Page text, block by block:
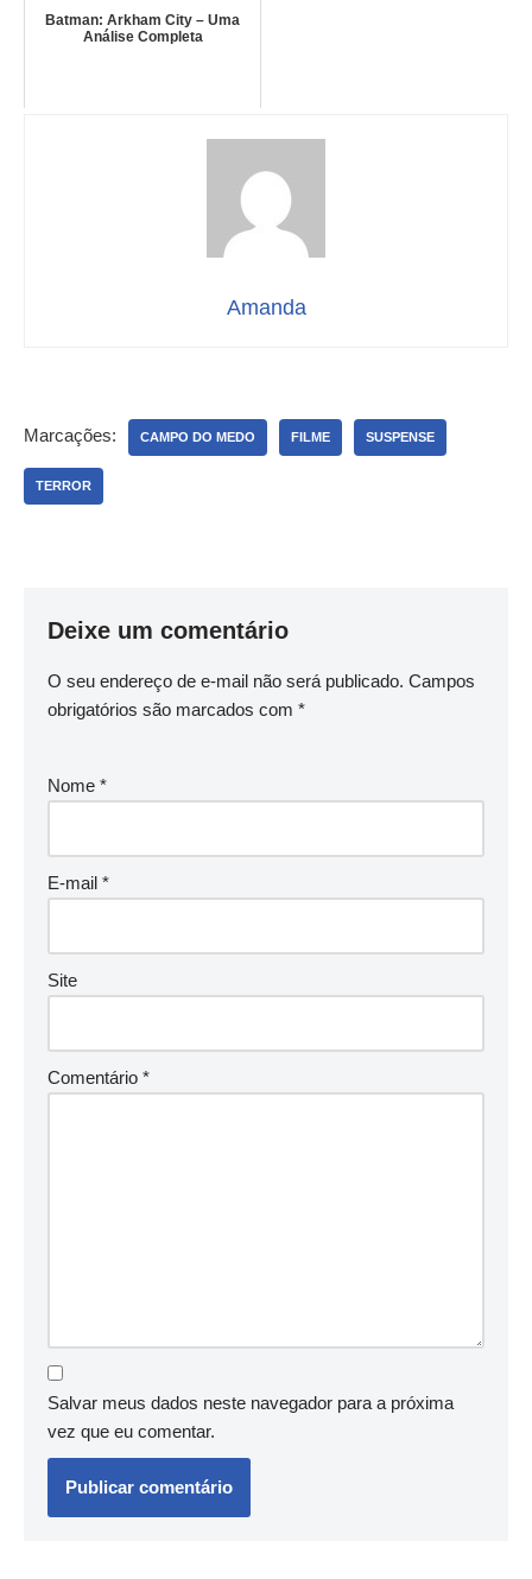
Batman: Arkham City – Uma
Análise Completa
Amanda
Marcações: CAMPO DO MEDO FILME SUSPENSE
TERROR
Deixe um comentário
O seu endereço de e-mail não será publicado. Campos
obrigatórios são marcados com *
Nome *
E-mail *
Site
Comentário *
Salvar meus dados neste navegador para a próxima
vez que eu comentar.